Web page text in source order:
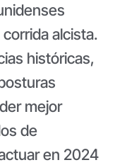
alcista.
históricas,
mejor
de
en 2024